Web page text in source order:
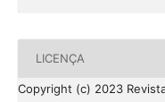
LICENÇA
Copyright (c) 2023